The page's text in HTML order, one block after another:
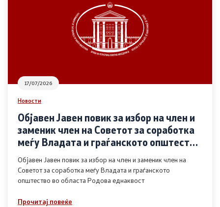
Основање на здружение
Дијалог меѓу Владата и граѓанскиот сектор
Отворени денови за иницијативи на граѓанските
организации
Финансиска поддршка
17/07/2026
Новости
Објавен Јавен повик за избор на член и
заменик член на Советот за соработка
меѓу Владата и граѓанското општество
во областа Родова еднаквост
Објавен Јавен повик за избор на член и заменик член на
Советот за соработка меѓу Владата и граѓанското
општество во областа Родова еднаквост
Прочитај повеќе